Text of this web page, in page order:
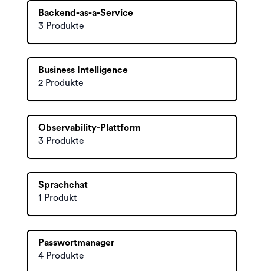
Backend-as-a-Service
3 Produkte
Business Intelligence
2 Produkte
Observability-Plattform
3 Produkte
Sprachchat
1 Produkt
Passwortmanager
4 Produkte